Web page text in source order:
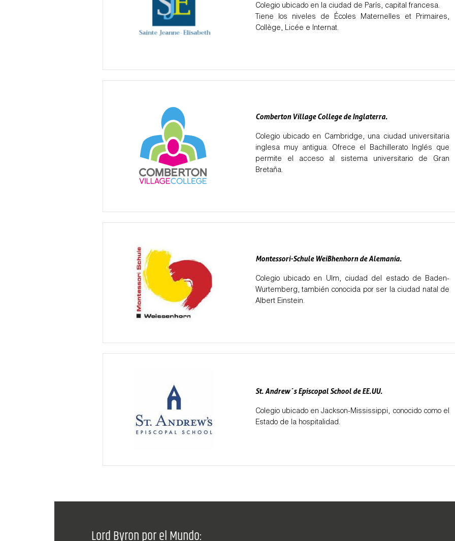
Colegio ubicado en la ciudad de París, capital francesa.
Tiene los niveles de Écoles Maternelles et Primaires,
Collège, Licée e Internat.
Comberton Village College de Inglaterra.
Colegio ubicado en Cambridge, una ciudad universitaria
inglesa muy antigua. Ofrece el Bachillerato Inglés que
permite el acceso al sistema universitario de Gran
Bretaña.
Montessori-Schule WeiBhenhorn de Alemania.
Colegio ubicado en Ulm, ciudad del estado de Baden-
Wurtemberg, también conocida por ser la ciudad natal de
Albert Einstein.
St. Andrew´s Episcopal School de EE.UU.
Colegio ubicado en Jackson-Mississippi, conocido como el
Estado de la hospitalidad.
Lord Byron por el Mundo: